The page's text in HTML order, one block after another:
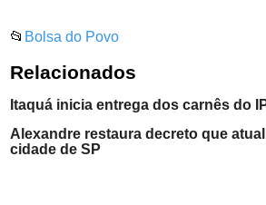
📂 Bolsa do Povo
Relacionados
Itaquá inicia entrega dos carnês do
Alexandre restaura decreto que
cidade de SP